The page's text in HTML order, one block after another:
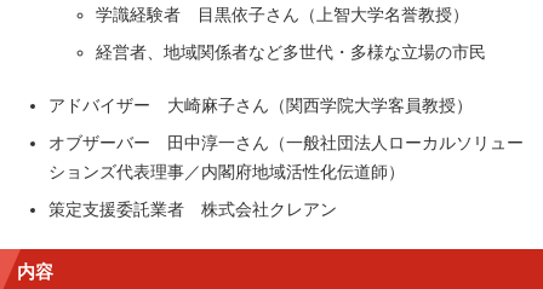
学識経験者 目黒依子さん（上智大学名誉教授）
経営者、地域関係者など多世代・多様な立場の市民
アドバイザー 大崎麻子さん（関西学院大学客員教授）
オブザーバー 田中淳一さん（一般社団法人ローカルソリュー
ションズ代表理事／内閣府地域活性化伝道師）
策定支援委託業者 株式会社クレアン
内容